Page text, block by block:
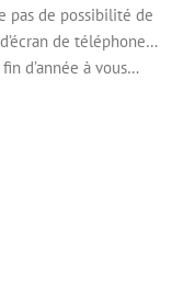
pas de possibilité de
de téléphone…
d’année à vous…